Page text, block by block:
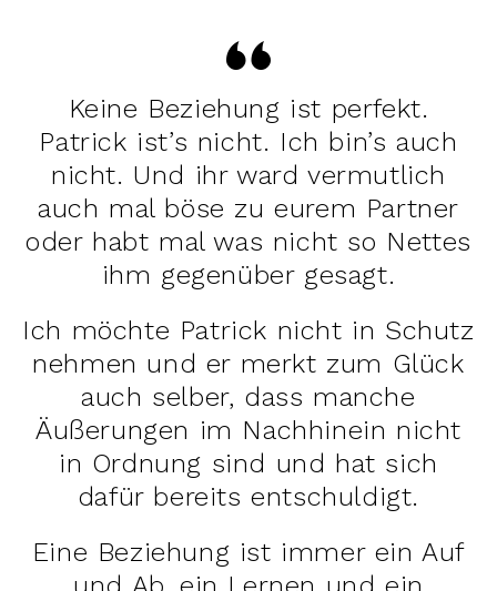
Keine Beziehung ist perfekt.
Patrick ist’s nicht. Ich bin’s auch
nicht. Und ihr ward vermutlich
auch mal böse zu eurem Partner
oder habt mal was nicht so Nettes
ihm gegenüber gesagt.
Ich möchte Patrick nicht in Schutz
nehmen und er merkt zum Glück
auch selber, dass manche
Äußerungen im Nachhinein nicht
in Ordnung sind und hat sich
dafür bereits entschuldigt.
Eine Beziehung ist immer ein Auf